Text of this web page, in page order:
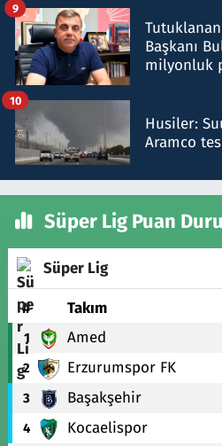
Başkanı
milyonluk
9
Husiler:
Aramco
10
Süper Lig Puan
Süper Lig
# Takım
1 Amed
2 Erzurumspor FK
3 Başakşehir
4 Kocaelispor